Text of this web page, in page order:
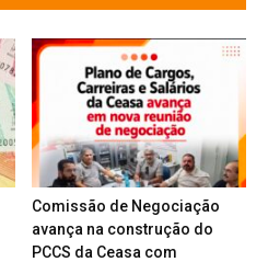
Comissão de Negociação
avança na construção do
PCCS da Ceasa com